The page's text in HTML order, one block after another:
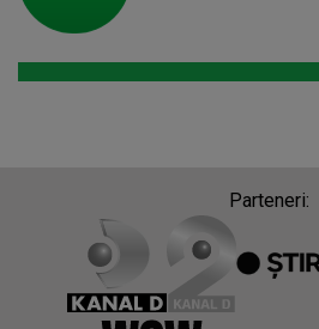
Parteneri: